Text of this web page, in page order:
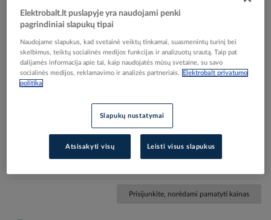
Skip
the
Reali prekė gali skirtis nuo pavaizduotos nuotraukoje
Presas (trapecija) 0.5-16mm2 gilziniams / gilziniams
izoliuotiems antgaliams - CIMCO
Prisijunkite, norėdami pamatyti kainas
Elektrobalt.lt puslapyje yra naudojami penki
pagrindiniai slapukų tipai
Naudojame slapukus, kad svetainė veiktų tinkamai, suasmenintų turinį bei
skelbimus, teiktų socialinės medijos funkcijas ir analizuotų srautą. Taip pat
dalijamės informacija apie tai, kaip naudojatės mūsų svetaine, su savo
socialinės medijos, reklamavimo ir analizės partneriais.
Elektrobalt privatumo
politika
Slapukų nustatymai
Atsisakyti visų Leisti visus slapukus